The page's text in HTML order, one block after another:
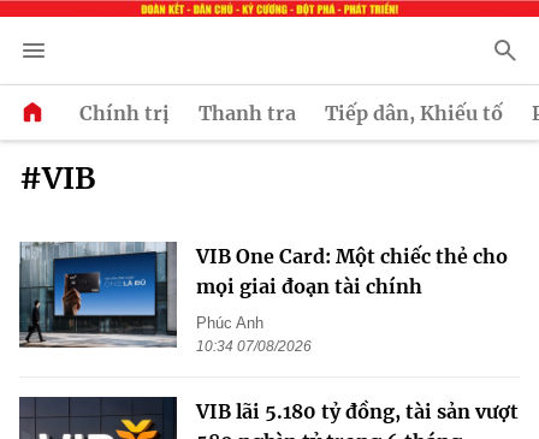
Chính trị Thanh tra Tiếp dân, Khiếu tố
#VIB
VIB One Card: Một chiếc thẻ cho
mọi giai đoạn tài chính
Phúc Anh
10:34 07/08/2026
VIB lãi 5.180 tỷ đồng, tài sản vượt